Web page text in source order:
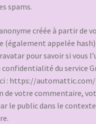
spams.
créée à partir de
(également appelée
pour savoir si vous
du service
: https://automattic.com/
de votre commentaire,
le public dans le